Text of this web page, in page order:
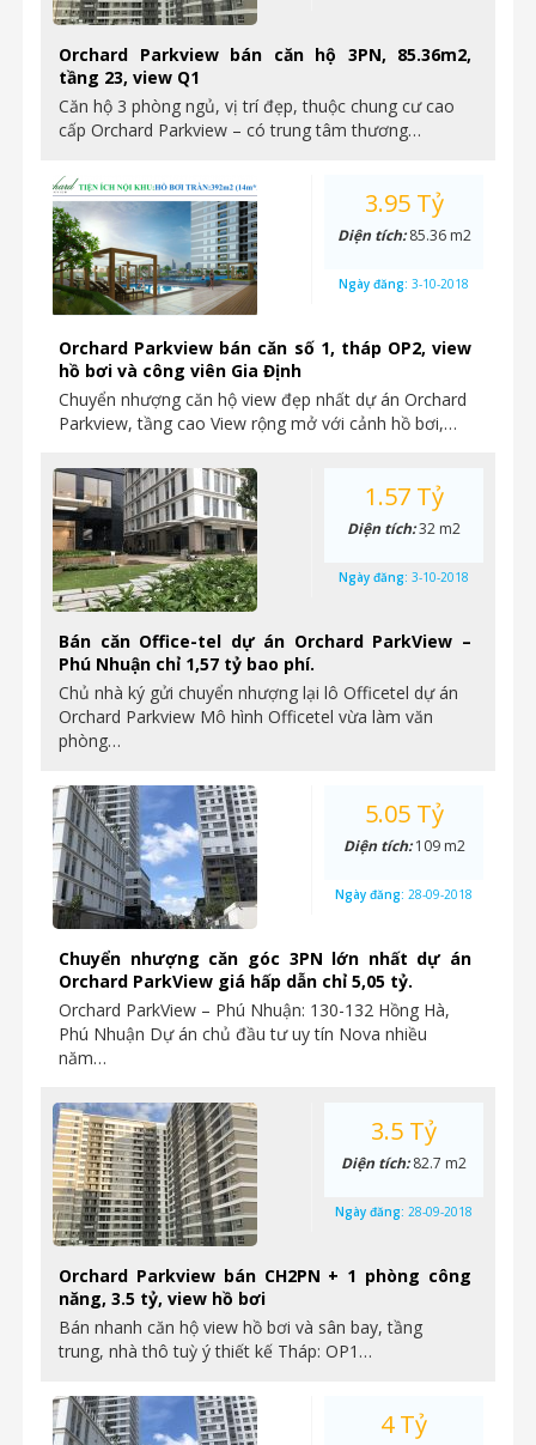
Orchard Parkview bán căn hộ 3PN, 85.36m2,
tầng 23, view Q1
Căn hộ 3 phòng ngủ, vị trí đẹp, thuộc chung cư cao
cấp Orchard Parkview – có trung tâm thương…
Orchard Parkview bán căn số 1, tháp OP2, view
hồ bơi và công viên Gia Định
Chuyển nhượng căn hộ view đẹp nhất dự án Orchard
Parkview, tầng cao View rộng mở với cảnh hồ bơi,…
3.95 Tỷ
Diện tích:85.36 m2
Ngày đăng: 3-10-2018
Bán căn Office-tel dự án Orchard ParkView –
Phú Nhuận chỉ 1,57 tỷ bao phí.
Chủ nhà ký gửi chuyển nhượng lại lô Officetel dự án
Orchard Parkview Mô hình Officetel vừa làm văn
phòng…
1.57 Tỷ
Diện tích:32 m2
Ngày đăng: 3-10-2018
Chuyển nhượng căn góc 3PN lớn nhất dự án
Orchard ParkView giá hấp dẫn chỉ 5,05 tỷ.
Orchard ParkView – Phú Nhuận: 130-132 Hồng Hà,
Phú Nhuận Dự án chủ đầu tư uy tín Nova nhiều
năm…
5.05 Tỷ
Diện tích:109 m2
Ngày đăng: 28-09-2018
Orchard Parkview bán CH2PN + 1 phòng công
năng, 3.5 tỷ, view hồ bơi
Bán nhanh căn hộ view hồ bơi và sân bay, tầng
trung, nhà thô tuỳ ý thiết kế Tháp: OP1…
3.5 Tỷ
Diện tích:82.7 m2
Ngày đăng: 28-09-2018
4 Tỷ